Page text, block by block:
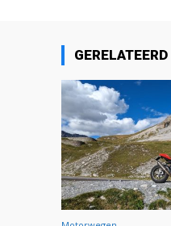
GERELATEERD